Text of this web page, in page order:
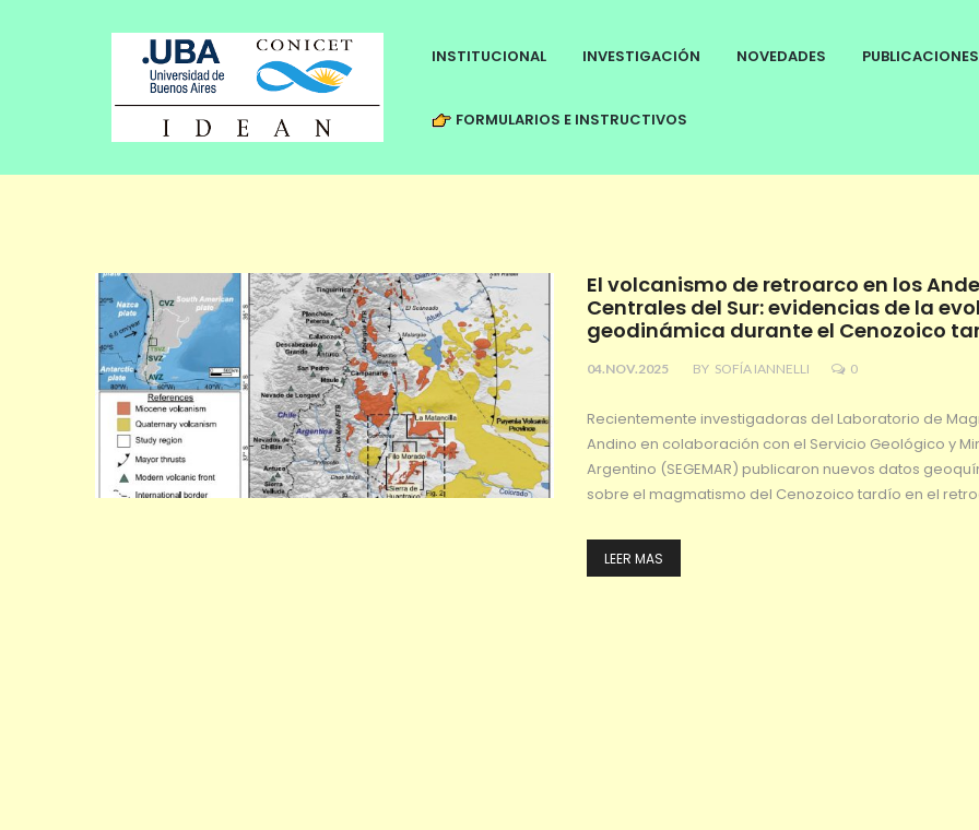
INSTITUCIONAL INVESTIGACIÓN NOVEDADES PUBLICACIONES
FORMULARIOS E INSTRUCTIVOS
El volcanismo de retroarco en los
Centrales del Sur: evidencias de la
geodinámica durante el Cenozoico
04.NOV.2025 BY SOFÍA IANNELLI 0
Recientemente investigadoras del Laboratorio de
Andino en colaboración con el Servicio Geológico y
Argentino (SEGEMAR) publicaron nuevos datos
sobre el magmatismo del Cenozoico tardío en el
LEER MAS